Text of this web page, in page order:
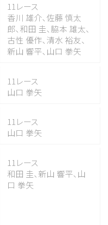
11レース
香川 雄介、佐藤 慎太
郎、和田 圭、 脇本 雄太、
古性 優作、 清水 裕友、
新山 響平、 山口 拳矢
11レース
山口 拳矢
11レース
山口 拳矢
11レース
和田 圭、 新山 響平、 山
口 拳矢